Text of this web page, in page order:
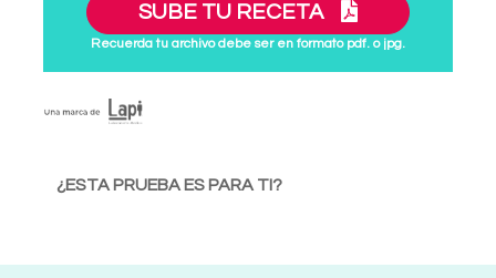
SUBE TU RECETA
Recuerda tu archivo debe ser en formato pdf. o jpg.
¿ESTA PRUEBA ES PARA TI?